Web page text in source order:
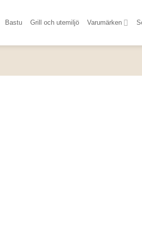
Bastu Grill och utemiljö Varumärken